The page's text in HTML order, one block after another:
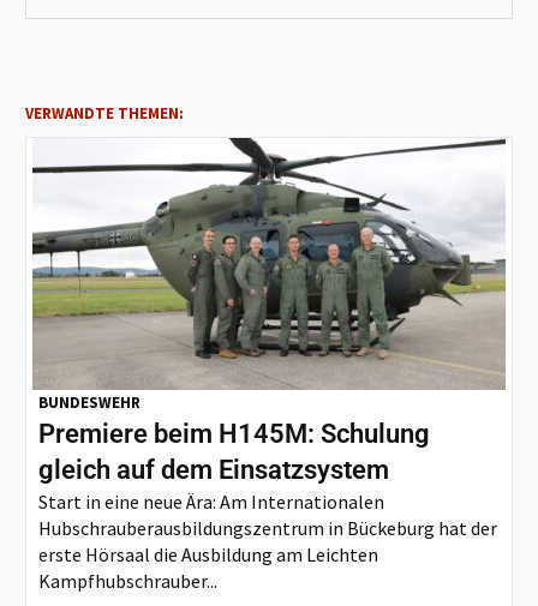
VERWANDTE THEMEN:
BUNDESWEHR
Premiere beim H145M: Schulung
gleich auf dem Einsatzsystem
Start in eine neue Ära: Am Internationalen
Hubschrauberausbildungszentrum in Bückeburg hat der
erste Hörsaal die Ausbildung am Leichten
Kampfhubschrauber...